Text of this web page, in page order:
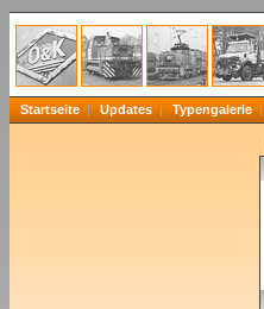
Startseite Updates Typengalerie